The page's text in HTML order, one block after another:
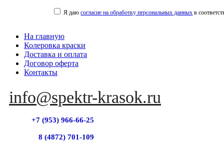
Я даюсогласие на обработку персональных данных в
На главную
Колеровка краски
Доставка и оплата
Договор оферта
Контакты
info@spektr-krasok.ru
+7 (953) 966-66-25
8 (4872) 701-109